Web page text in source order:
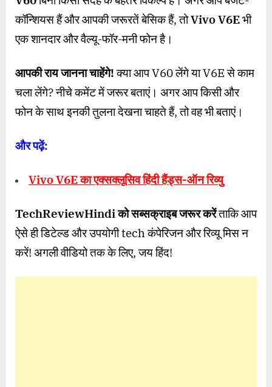
कॉन्शियस हैं और आपकी जरूरतें बेसिक हैं, तोVivo V6Eभी
एक शानदार और वैल्यू-फॉर-मनी फोन है।
आपकी राय जानना चाहेंगे!क्या आप V60 लेंगे या V6E से काम
चला लेंगे? नीचे कमेंट में जरूर बताएं। अगर आप किसी और
फोन के साथ इनकी तुलना देखना चाहते हैं, तो वह भी बताएं।
और पढ़ें:
Vivo V6E का एक्सक्लूसिव हिंदी हैंड्स-ऑन रिव्यु
TechReviewHindi को सब्सक्राइब जरूर करेंताकि आप
ऐसे ही डिटेल्ड और उपयोगी tech कंपेरिजन और रिव्यू मिस न
करें! अगली वीडियो तक के लिए, जय हिंद!